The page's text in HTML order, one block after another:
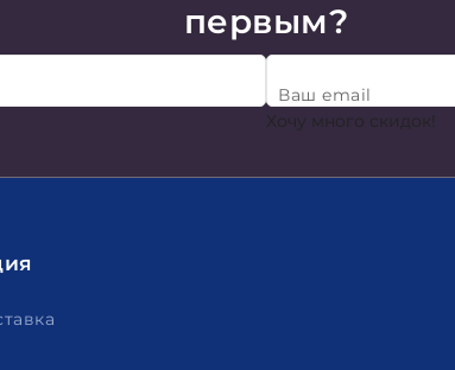
первым?
Ваш email
Хочу много скидок!